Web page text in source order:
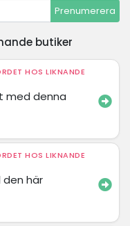
Prenumerera
butiker
HOS LIKNANDE
med denna
HOS LIKNANDE
den här